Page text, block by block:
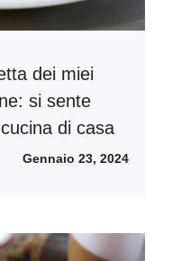
dei miei
si sente
di casa
Gennaio 23, 2024